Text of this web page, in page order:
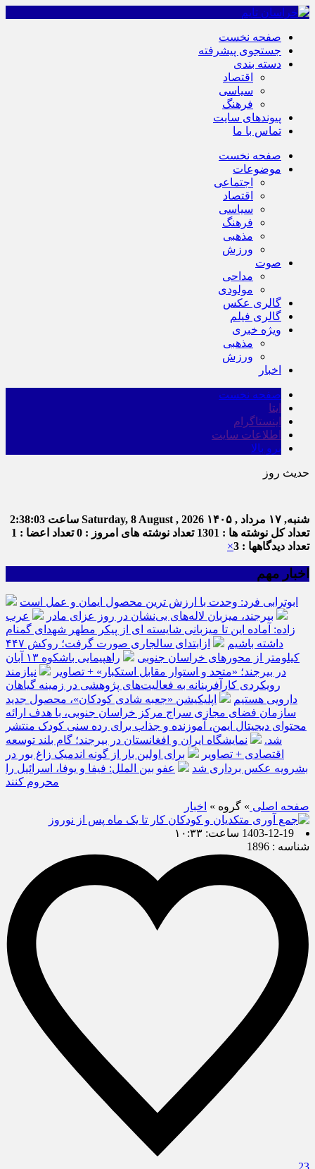
صفحه نخست
جستجوی پیشرفته
دسته بندی
اقتصاد
سیاسی
فرهنگ
پیوندهای سایت
تماس با ما
صفحه نخست
موضوعات
اجتماعی
اقتصاد
سیاسی
فرهنگ
مذهبی
ورزش
صوت
مداحی
مولودی
گالری عکس
گالری فیلم
ویژه خبری
مذهبی
ورزش
اخبار
صفحه نخست
ایتا
اینستاگرام
اطلاعات سایت
برو بالا
حدیث روز
شنبه, ۱۷ مرداد , ۱۴۰۵ Saturday, 8 August , 2026 ساعت 2:38:04
تعداد کل نوشته ها : 1301
تعداد نوشته های امروز : 0
تعداد اعضا : 1
تعداد دیدگاهها : 3
×
اخبار مهم
ابوترابی فرد: وحدت با ارزش ترین محصول ایمان و عمل است
بیرجند، میزبان لاله‌های بی‌نشان در روز عزای مادر
عرب
زاده: آماده این تا میزبانی شایسته ای از پیکر مطهر شهدای گمنام
داشته باشیم
ازابتدای سالجاری صورت گرفت؛ روکش ۴۴۷
کیلومتر از محورهای خراسان جنوبی
راهپیمایی باشکوه ۱۳ آبان
در بیرجند؛ «متحد و استوار مقابل استکبار» + تصاویر
نیازمند
رویکردی کارآفرینانه به فعالیت‌های پژوهشی در زمینه گیاهان
دارویی هستیم
اپلیکیشن «جعبه شادی کودکان»، محصول جدید
سازمان فضای مجازی سراج مرکز خراسان جنوبی، با هدف ارائه
محتوای دیجیتال ایمن، آموزنده و جذاب برای رده سنی کودک منتشر
شد.
نمایشگاه ایران و افغانستان در بیرجند؛ گام بلند توسعه
اقتصادی + تصاویر
برای اولین بار از گونه اندمیک زاغ بور در
بشرویه عکس برداری شد
عفو بین الملل: فیفا و یوفا، اسرائیل را
محروم کنند
صفحه اصلی » گروه » اخبار
1403-12-19 ساعت: ۱۰:۳۳
شناسه : 1896